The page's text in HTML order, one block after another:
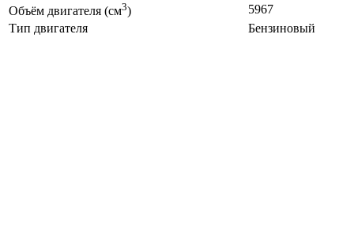
Объём двигателя (см3)
5967
Тип двигателя
Бензиновый